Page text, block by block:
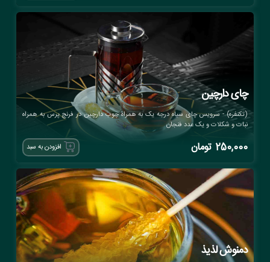
چای دارچین
(تکنفره) - سرویس چای سیاه درجه یک به همراه چوب دارچین در فرنچ پرس به همراه
نبات و شکلات و یک عدد فنجان
250,000 تومان افزودن به سبد
دمنوش لذیذ